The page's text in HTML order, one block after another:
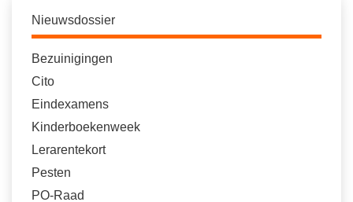
Nieuwsdossier
Bezuinigingen
Cito
Eindexamens
Kinderboekenweek
Lerarentekort
Pesten
PO-Raad